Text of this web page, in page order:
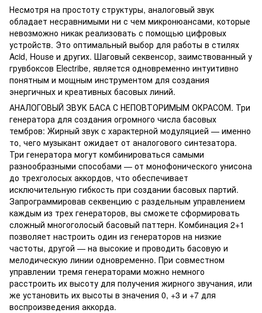
Несмотря на простоту структуры, аналоговый звук
обладает несравнимыми ни с чем микронюансами, которые
невозможно никак реализовать с помощью цифровых
устройств. Это оптимальный выбор для работы в стилях
Acid, House и других. Шаговый секвенсор, заимствованный у
грувбоксов Electribe, является одновременно интуитивно
понятным и мощным инструментом для создания
энергичных и креативных басовых линий.
АНАЛОГОВЫЙ ЗВУК БАСА С НЕПОВТОРИМЫМ ОКРАСОМ. Три
генератора для создания огромного числа басовых
тембров: Жирный звук с характерной модуляцией — именно
то, чего музыкант ожидает от аналогового синтезатора.
Три генератора могут комбинироваться самыми
разнообразными способами — от монофонического унисона
до трехголосых аккордов, что обеспечивает
исключительную гибкость при создании басовых партий.
Запрограммировав секвенцию с раздельным управлением
каждым из трех генераторов, вы сможете сформировать
сложный многоголосый басовый паттерн. Комбинация 2+1
позволяет настроить один из генераторов на низкие
частоты, другой — на высокие и проводить басовую и
мелодическую линии одновременно. При совместном
управлении тремя генераторами можно немного
расстроить их высоту для получения жирного звучания, или
же установить их высоты в значения 0, +3 и +7 для
воспроизведения аккорда.